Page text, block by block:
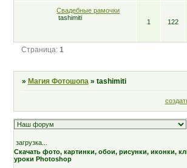
Свадебные рамочки
tashimiti
1 122
Страница: 1
» Магия Фотошопа » tashimiti
загрузка...
Скачать фото, картинки, обои, рисунки, иконки,
уроки Photoshop